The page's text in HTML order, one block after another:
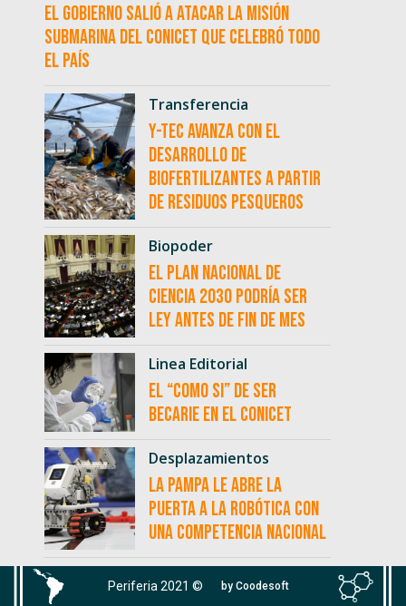
El Gobierno salió a atacar la misión
submarina del CONICET que celebró todo
el país
Transferencia
Y-TEC avanza con el
desarrollo de
biofertilizantes a partir
de residuos pesqueros
Biopoder
El Plan Nacional de
Ciencia 2030 podría ser
ley antes de fin de mes
Linea Editorial
El “como si” de ser
becarie en el CONICET
Desplazamientos
La Pampa le abre la
puerta a la robótica con
una competencia nacional
Periferia 2021 © by Coodesoft